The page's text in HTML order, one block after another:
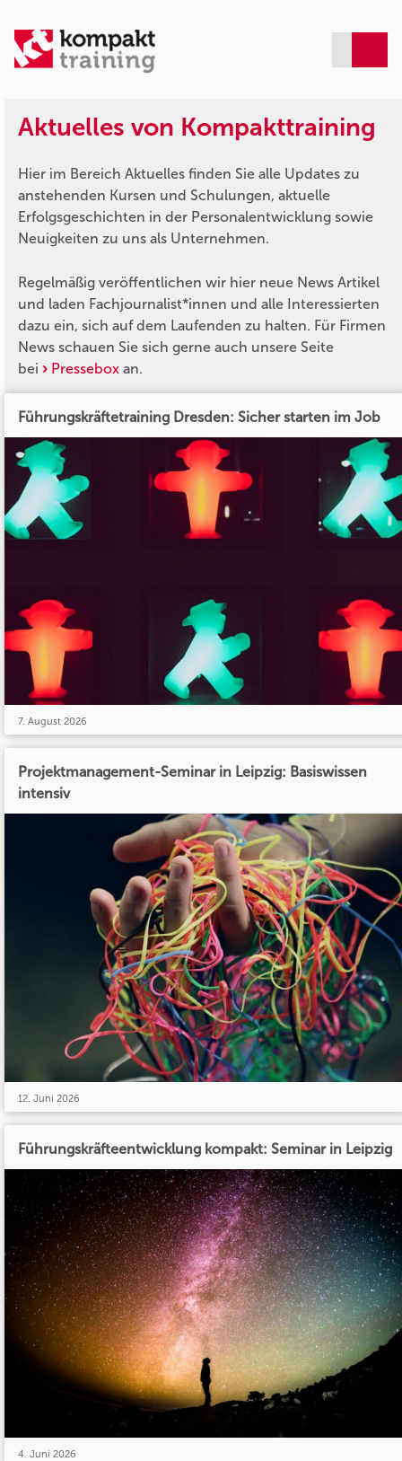
Aktuelles von Kompakttraining
Hier im Bereich Aktuelles finden Sie alle Updates zu
anstehenden Kursen und Schulungen, aktuelle
Erfolgsgeschichten in der Personalentwicklung sowie
Neuigkeiten zu uns als Unternehmen.
Regelmäßig veröffentlichen wir hier neue News Artikel
und laden Fachjournalist*innen und alle Interessierten
dazu ein, sich auf dem Laufenden zu halten. Für Firmen
News schauen Sie sich gerne auch unsere Seite
bei
Pressebox an.
Führungskräftetraining Dresden: Sicher starten im Job
7. August 2026
Projektmanagement-Seminar in Leipzig: Basiswissen
intensiv
12. Juni 2026
Führungskräfteentwicklung kompakt: Seminar in Leipzig
4. Juni 2026